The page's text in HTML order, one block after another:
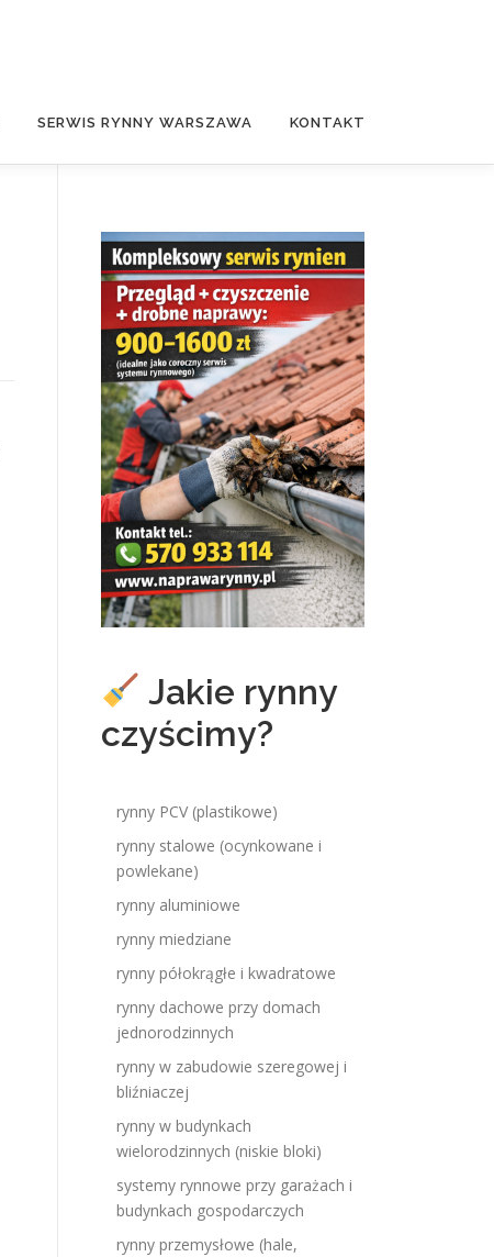
SERWIS RYNNY WARSZAWA KONTAKT
Jakie rynny
czyścimy?
rynny PCV (plastikowe)
rynny stalowe (ocynkowane i
powlekane)
rynny aluminiowe
rynny miedziane
rynny półokrągłe i kwadratowe
rynny dachowe przy domach
jednorodzinnych
rynny w zabudowie szeregowej i
bliźniaczej
rynny w budynkach
wielorodzinnych (niskie bloki)
systemy rynnowe przy garażach i
budynkach gospodarczych
rynny przemysłowe (hale,